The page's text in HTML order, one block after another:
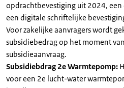
opdrachtbevestiging uit 2024,
een digitale schriftelijke
Voor zakelijke aanvragers wordt
subsidiebedrag op het moment
subsidieaanvraag.
Subsidiebdrag 2e Warmtepomp:
voor een 2e lucht-water